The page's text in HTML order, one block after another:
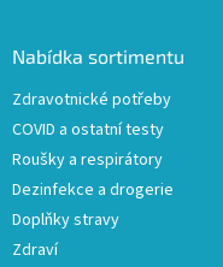
Nabídka sortimentu
Zdravotnické potřeby
COVID a ostatní testy
Roušky a respirátory
Dezinfekce a drogerie
Doplňky stravy
Zdraví